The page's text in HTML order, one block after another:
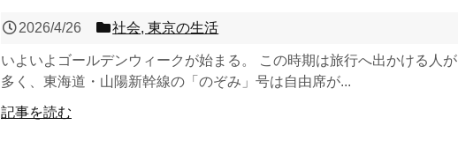
2026/4/26 社会,東京の生活
いよいよゴールデンウィークが始まる。 この時期は旅行へ出かける人が
多く、東海道・山陽新幹線の「のぞみ」号は自由席が...
記事を読む